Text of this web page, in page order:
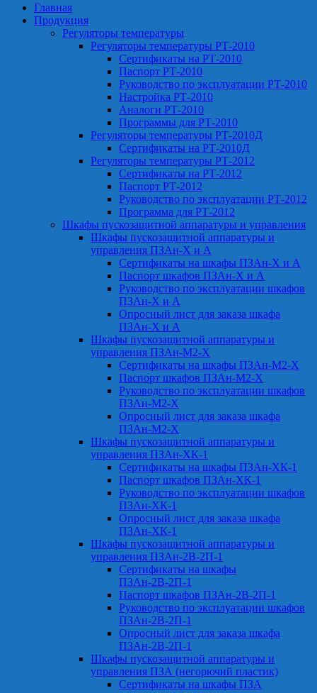
Главная
Продукция
Регуляторы температуры
Регуляторы температуры РТ-2010
Сертификаты на РТ-2010
Паспорт РТ-2010
Руководство по эксплуатации РТ-2010
Настройка РТ-2010
Аналоги РТ-2010
Программы для РТ-2010
Регуляторы температуры РТ-2010Д
Сертификаты на РТ-2010Д
Регуляторы температуры РТ-2012
Сертификаты на РТ-2012
Паспорт РТ-2012
Руководство по эксплуатации РТ-2012
Программа для РТ-2012
Шкафы пускозащитной аппаратуры и управления
Шкафы пускозащитной аппаратуры и
управления ПЗАн-Х и А
Сертификаты на шкафы ПЗАн-Х и А
Паспорт шкафов ПЗАн-Х и А
Руководство по эксплуатации шкафов
ПЗАн-Х и А
Опросный лист для заказа шкафа
ПЗАн-Х и А
Шкафы пускозащитной аппаратуры и
управления ПЗАн-М2-Х
Сертификаты на шкафы ПЗАн-М2-Х
Паспорт шкафов ПЗАн-М2-Х
Руководство по эксплуатации шкафов
ПЗАн-М2-Х
Опросный лист для заказа шкафа
ПЗАн-М2-Х
Шкафы пускозащитной аппаратуры и
управления ПЗАн-ХК-1
Сертификаты на шкафы ПЗАн-ХК-1
Паспорт шкафов ПЗАн-ХК-1
Руководство по эксплуатации шкафов
ПЗАн-ХК-1
Опросный лист для заказа шкафа
ПЗАн-ХК-1
Шкафы пускозащитной аппаратуры и
управления ПЗАн-2В-2П-1
Сертификаты на шкафы
ПЗАн-2В-2П-1
Паспорт шкафов ПЗАн-2В-2П-1
Руководство по эксплуатации шкафов
ПЗАн-2В-2П-1
Опросный лист для заказа шкафа
ПЗАн-2В-2П-1
Шкафы пускозащитной аппаратуры и
управления ПЗА (негорючий пластик)
Сертификаты на шкафы ПЗА